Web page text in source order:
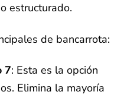
estructurado.
de bancarrota:
7: Esta es la opción
Elimina la mayoría